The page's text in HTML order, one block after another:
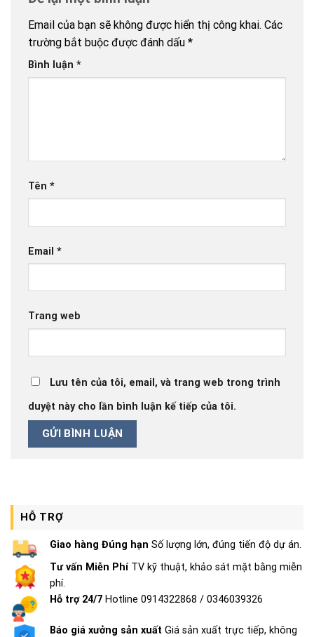
Email của bạn sẽ không được hiển thị công khai. Các
trường bắt buộc được đánh dấu *
Bình luận *
Tên *
Email *
Trang web
Lưu tên của tôi, email, và trang web trong trình
duyệt này cho lần bình luận kế tiếp của tôi.
HỖ TRỢ
Giao hàng Đúng hạn Số lượng lớn, đúng tiến độ dự án.
Tư vấn Miễn PhíTV kỹ thuật, khảo sát mặt bằng miễn
phí.
Hỗ trợ 24/7 Hotline 0914322868 / 0346039326
Báo giá xưởng sản xuất Giá sản xuất trực tiếp, không